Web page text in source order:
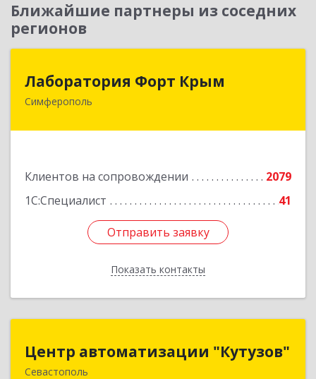
Ближайшие партнеры из соседних
регионов
Лаборатория Форт Крым
Симферополь
Клиентов на сопровождении
2079
1С:Специалист
41
Отправить заявку
Показать контакты
295034, Крым Респ, Симферополь г, Киевская
Отправить заявку
Назад
Центр автоматизации "Кутузов"
Севастополь
299011, Севастополь г, Генерала Петрова ул,